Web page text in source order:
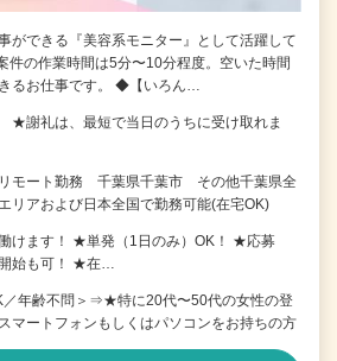
ができる『美容系モニター』として活躍して
件の作業時間は5分〜10分程度。空いた時間
るお仕事です。 ◆【いろん…
★謝礼は、最短で当日のうちに受け取れま
モート勤務 千葉県千葉市 その他千葉県全
リアおよび日本全国で勤務可能(在宅OK)
けます！ ★単発（1日のみ）OK！ ★応募
始も可！ ★在…
／年齢不問＞⇒★特に20代〜50代の女性の登
ートフォンもしくはパソコンをお持ちの方